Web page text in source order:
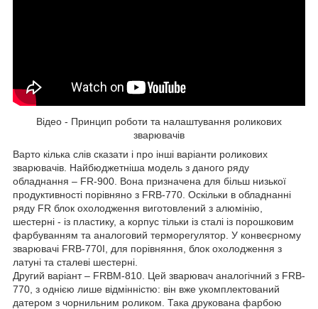
Відео - Принцип роботи та налаштування роликових
зварювачів
Варто кілька слів сказати і про інші варіанти роликових
зварювачів. Найбюджетніша модель з даного ряду
обладнання – FR-900. Вона призначена для більш низької
продуктивності порівняно з FRB-770. Оскільки в обладнанні
ряду FR блок охолодження виготовлений з алюмінію,
шестерні - із пластику, а корпус тільки із сталі із порошковим
фарбуванням та аналоговий терморегулятор. У конвеєрному
зварювачі FRB-770I, для порівняння, блок охолодження з
латуні та сталеві шестерні.
Другий варіант – FRBM-810. Цей зварювач аналогічний з FRB-
770, з однією лише відмінністю: він вже укомплектований
датером з чорнильним роликом. Така друкована фарбою